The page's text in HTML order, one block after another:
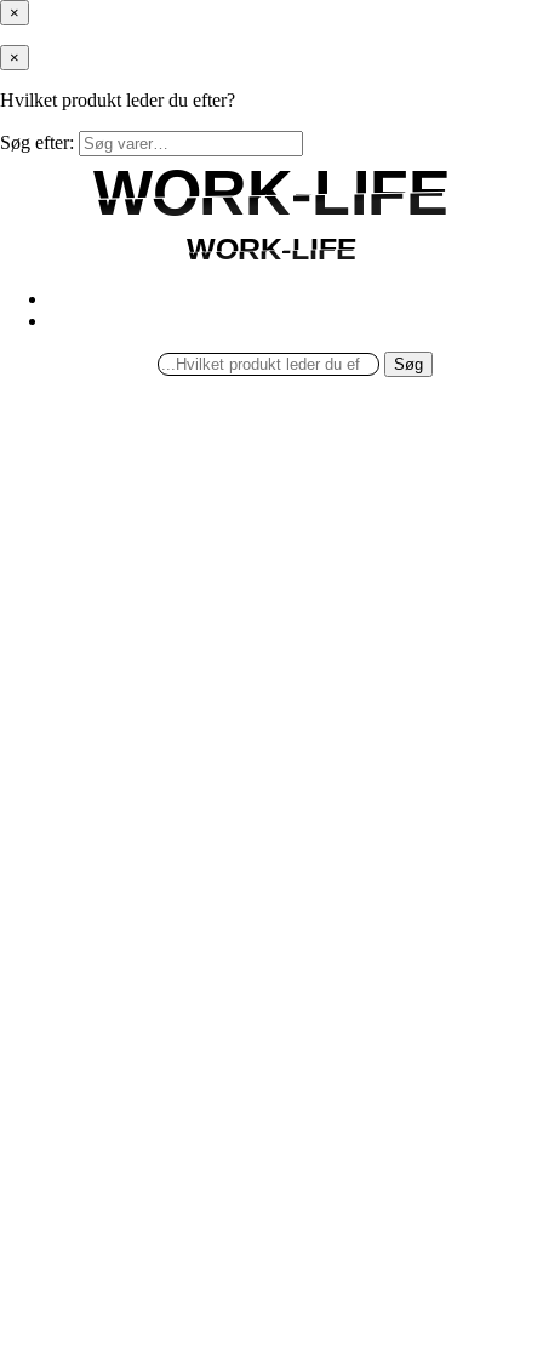
×
×
Hvilket produkt leder du efter?
Søg efter:
WORK-LIFE
WORK-LIFE
WORK-LIFE
WORK-LIFE
Søg